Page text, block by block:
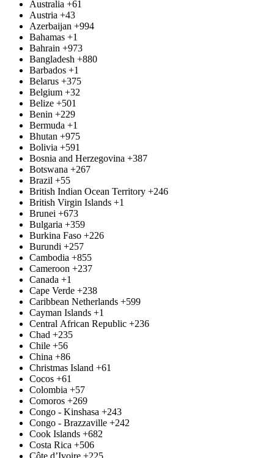
Australia +61
Austria +43
Azerbaijan +994
Bahamas +1
Bahrain +973
Bangladesh +880
Barbados +1
Belarus +375
Belgium +32
Belize +501
Benin +229
Bermuda +1
Bhutan +975
Bolivia +591
Bosnia and Herzegovina +387
Botswana +267
Brazil +55
British Indian Ocean Territory +246
British Virgin Islands +1
Brunei +673
Bulgaria +359
Burkina Faso +226
Burundi +257
Cambodia +855
Cameroon +237
Canada +1
Cape Verde +238
Caribbean Netherlands +599
Cayman Islands +1
Central African Republic +236
Chad +235
Chile +56
China +86
Christmas Island +61
Cocos +61
Colombia +57
Comoros +269
Congo - Kinshasa +243
Congo - Brazzaville +242
Cook Islands +682
Costa Rica +506
Côte d’Ivoire +225